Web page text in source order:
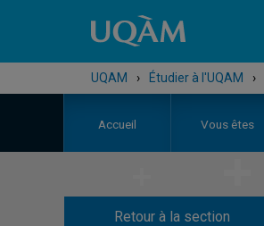
UQAM › Étudier à l'UQAM ›
Accueil Vous êtes
Retour à la section